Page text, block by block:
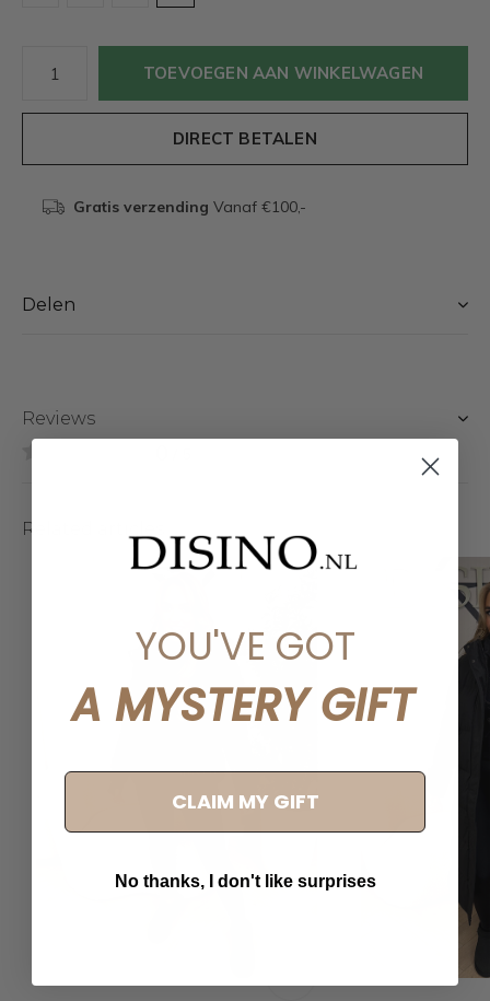
TOEVOEGEN AAN WINKELWAGEN
DIRECT BETALEN
Gratis verzending Vanaf €100,-
Delen
Reviews
Related articles
YOU'VE GOT
A MYSTERY GIFT
CLAIM MY GIFT
No thanks, I don't like surprises